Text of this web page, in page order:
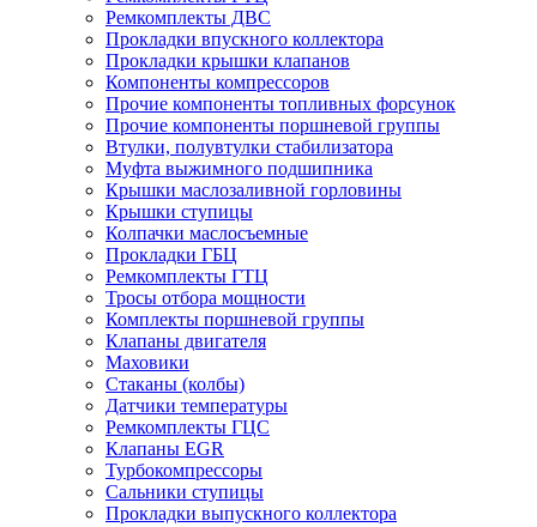
Ремкомплекты ДВС
Прокладки впускного коллектора
Прокладки крышки клапанов
Компоненты компрессоров
Прочие компоненты топливных форсунок
Прочие компоненты поршневой группы
Втулки, полувтулки стабилизатора
Муфта выжимного подшипника
Крышки маслозаливной горловины
Крышки ступицы
Колпачки маслосъемные
Прокладки ГБЦ
Ремкомплекты ГТЦ
Тросы отбора мощности
Комплекты поршневой группы
Клапаны двигателя
Маховики
Стаканы (колбы)
Датчики температуры
Ремкомплекты ГЦС
Клапаны EGR
Турбокомпрессоры
Сальники ступицы
Прокладки выпускного коллектора